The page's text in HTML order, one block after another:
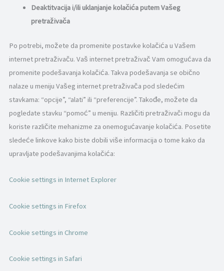
Deaktitvacija i/ili uklanjanje kolačića putem Vašeg
pretraživača
Po potrebi, možete da promenite postavke kolačića u Vašem
internet pretraživaču. Vaš internet pretraživač Vam omogućava da
promenite podešavanja kolačića. Takva podešavanja se obično
nalaze u meniju Vašeg internet pretraživača pod sledećim
stavkama: “opcije”, “alati” ili “preferencije”. Takođe, možete da
pogledate stavku “pomoć” u meniju. Različiti pretraživači mogu da
koriste različite mehanizme za onemogućavanje kolačića. Posetite
sledeće linkove kako biste dobili više informacija o tome kako da
upravljate podešavanjima kolačića:
Cookie settings in Internet Explorer
Cookie settings in Firefox
Cookie settings in Chrome
Cookie settings in Safari